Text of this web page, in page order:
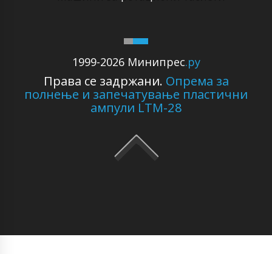
1999-2026 Минипрес.ру
Права се задржани. Опрема за
полнење и запечатување пластични
ампули LTM-28